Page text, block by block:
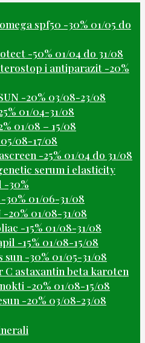
spf50 -30% 01/05 do
-50% 01/04 do 31/08
i antiparazit -20%
-20% 03/08-23/08
01/04-31/08
01/08 – 15/08
08-17/08
-25% 01/04 do 31/08
serum i elasticity
30%
30% 01/06-31/08
-20% 01/08-31/08
-15% 01/08-31/08
-15% 01/08-15/08
sun -30% 01/05-31/08
C astaxantin beta karoten
-20% 01/08-15/08
-20% 03/08-23/08